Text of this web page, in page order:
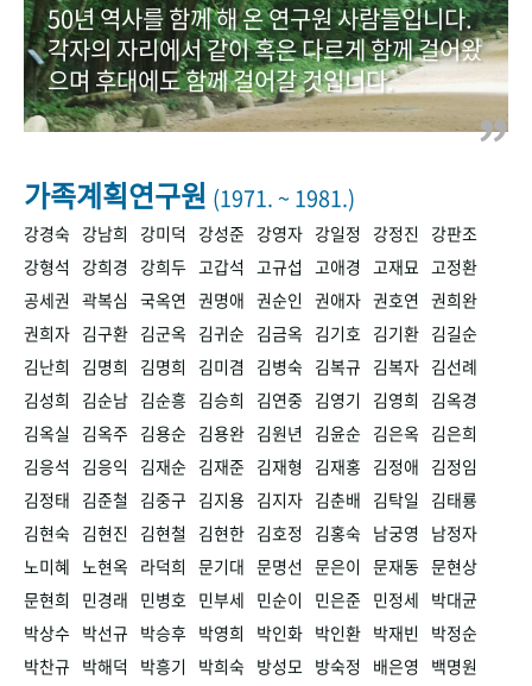
사진 아카이브 문서 기록물 행정박물 영상 기록물
50+1주년 기념
+1
VR 역사관
50년 역사를 함께 해 온 연구원 사람들입니다.
각자의 자리에서 같이 혹은 다르게 함께 걸어왔
으며 후대에도 함께 걸어갈 것입니다.
가족계획연구원 (1971. ~ 1981.)
강경숙 강남희 강미덕 강성준 강영자 강일정 강정진
강판조
강형석
강희경 강희두 고갑석 고규섭 고애경 고재묘 고정환
공세권 곽복심 국옥연 권명애 권순인 권애자 권호연 권희완
권희자 김구환 김군옥 김귀순 김금옥 김기호 김기환 김길순
김난희
김명희 김명희 김미겸 김병숙 김복규 김복자 김선례
김성희
김순남 김순흥 김승희 김연중 김영기 김영희
김옥경
김옥실
김옥주 김용순 김용완 김원년 김윤순 김은옥 김은희
김응석
김응익 김재순 김재준 김재형 김재홍 김정애 김정임
김정태 김준철 김중구 김지용 김지자 김춘배 김탁일
김태룡
김현숙 김현진 김현철 김현한 김호정 김홍숙 남궁영
남정자
노미혜 노현옥 라덕희 문기대 문명선 문은이 문재동 문현상
문현희
민경래 민병호 민부세 민순이 민은준 민정세 박대균
박상수 박선규 박승후 박영희 박인화 박인환 박재빈
박정순
박찬규 박해덕 박흥기 박희숙 방성모 방숙정 배은영
백명원